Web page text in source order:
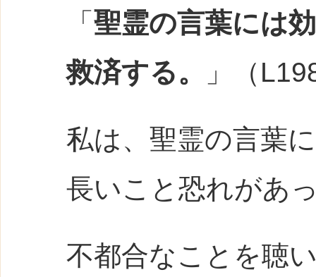
「 聖霊の言葉には
救済する。
」（
私は、聖霊の言葉
長いこと恐れがあ
不都合なことを聴